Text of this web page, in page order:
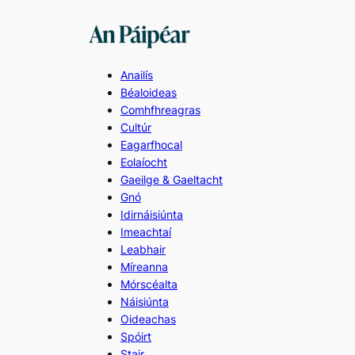
Anailís
Béaloideas
Comhfhreagras
Cultúr
Eagarfhocal
Eolaíocht
Gaeilge & Gaeltacht
Gnó
Idirnáisiúnta
Imeachtaí
Leabhair
Míreanna
Mórscéalta
Náisiúnta
Oideachas
Spóirt